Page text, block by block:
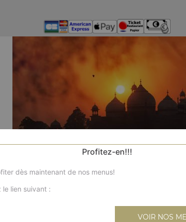
Profitez-en!!!
dès maintenant de nos menus!
le lien suivant :
VOIR NOS